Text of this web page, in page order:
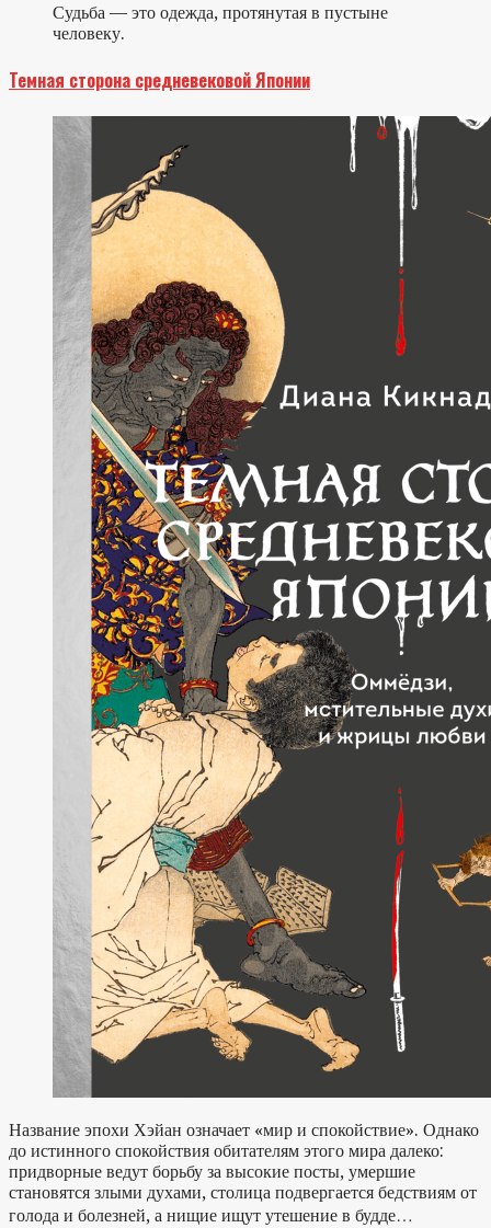
Судьба — это одежда, протянутая в пустыне
человеку.
Темная сторона средневековой Японии
Название эпохи Хэйан означает «мир и спокойствие». Однако
до истинного спокойствия обитателям этого мира далеко:
придворные ведут борьбу за высокие посты, умершие
становятся злыми духами, столица подвергается бедствиям от
голода и болезней, а нищие ищут утешение в будде…